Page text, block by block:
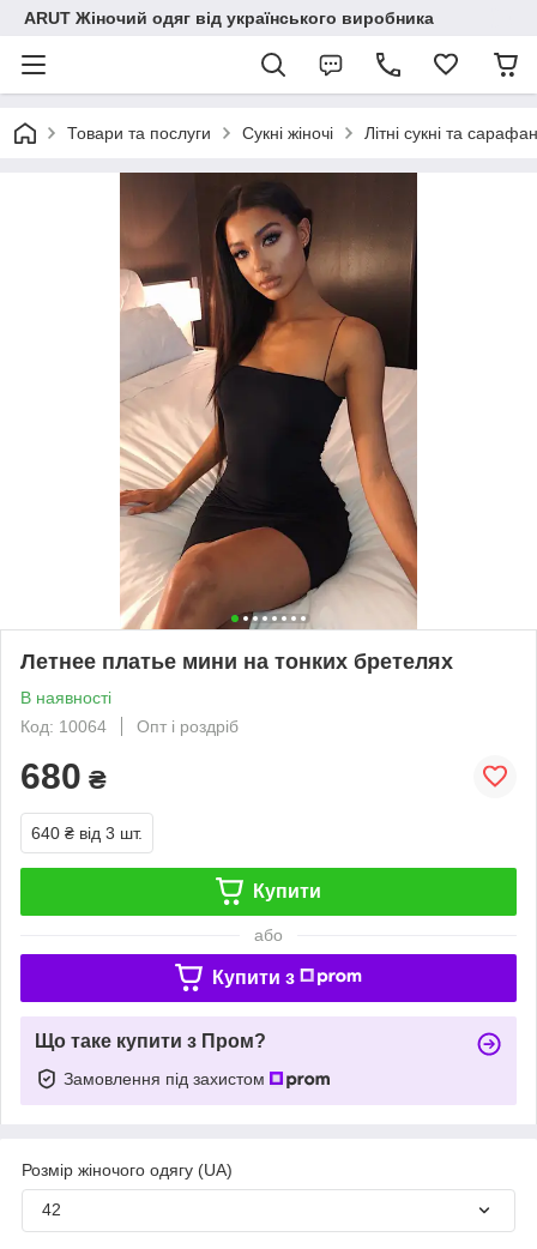
ARUT Жіночий одяг від українського виробника
Товари та послуги Сукні жіночі Літні сукні та
Летнее платье мини на тонких бретелях
В наявності
Код: 10064
Опт і роздріб
680 ₴
640 ₴ від 3 шт.
Купити
або
Купити з
Що таке купити з Пром?
Замовлення під захистом
Розмір жіночого одягу (UA)
42